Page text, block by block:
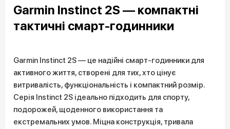
Garmin Instinct 2S — компактні
тактичні смарт-годинники
Garmin Instinct 2S — це надійні смарт-годинники для
активного життя, створені для тих, хто цінує
витривалість, функціональність і компактний розмір.
Серія Instinct 2S ідеально підходить для спорту,
подорожей, щоденного використання та
екстремальних умов. Міцна конструкція, тривала